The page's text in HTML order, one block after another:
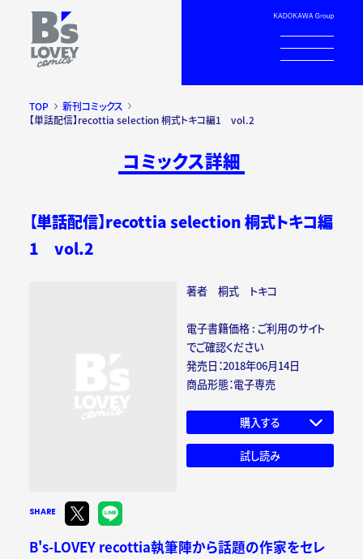
TOP
新刊コミックス
【単話配信】recottia selection 桐式トキコ編1 vol.2
コミックス詳細
【単話配信】recottia selection 桐式トキコ編
1 vol.2
著者 桐式 トキコ
電子書籍価格 : ご利用のサイト
でご確認ください
発売日：2018年06月14日
商品形態：電子専売
購入する
試し読み
SHARE
B's-LOVEY recottia執筆陣から話題の作家をセレ